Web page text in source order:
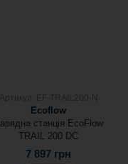
Ecoflow
станція EcoFlow
TRAIL 200 DC
7 897 грн